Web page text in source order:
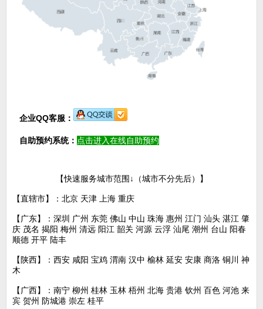
企业QQ客服：
自助预约系统： 点击进入在线自助预约
【快速服务城市范围↓（城市不分先后）】
【直辖市】：北京 天津 上海 重庆
【广东】：深圳 广州 东莞 佛山 中山 珠海 惠州 江门 汕头 湛江 肇
庆 茂名 揭阳 梅州 清远 阳江 韶关 河源 云浮 汕尾 潮州 台山 阳春
顺德 开平 陆丰
【陕西】：西安 咸阳 宝鸡 渭南 汉中 榆林 延安 安康 商洛 铜川 神
木
【广西】：南宁 柳州 桂林 玉林 梧州 北海 贵港 钦州 百色 河池 来
宾 贺州 防城港 崇左 桂平